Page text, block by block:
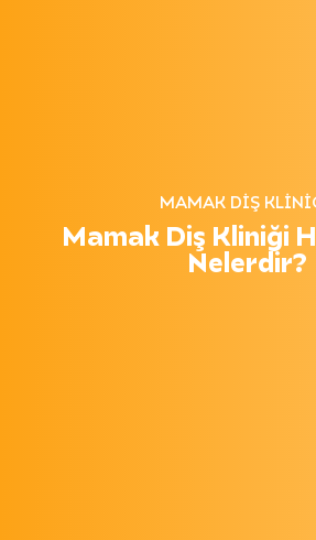
MAMAK DIŞ
Mamak Diş Kliniği
Nelerdir?